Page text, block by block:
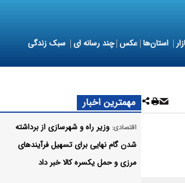
استان‌ها عکس چند رسانه ای سبک زندگی
مهمترین اخبار
اقتصادی: وزیر راه و شهرسازی از برداشته
شدن گام نهایی برای تسهیل فرآیندهای
مرزی و حمل یکسره کالا خبر داد